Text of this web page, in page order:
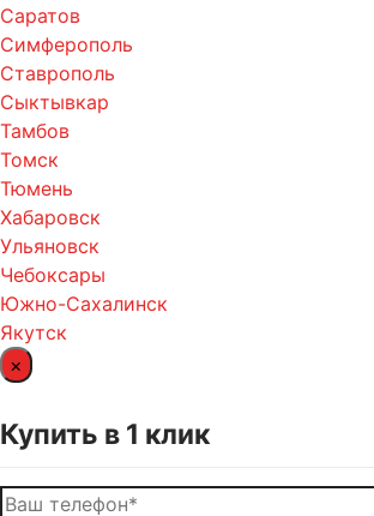
Саратов
Симферополь
Ставрополь
Сыктывкар
Тамбов
Томск
Тюмень
Хабаровск
Ульяновск
Чебоксары
Южно-Сахалинск
Якутск
×
Купить в 1 клик